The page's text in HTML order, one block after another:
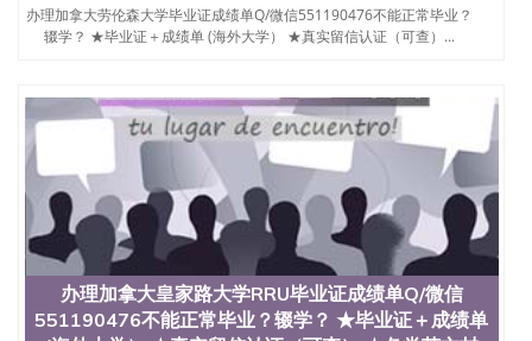
办理加拿大劳伦森大学毕业证成绩单Q/微信551190476不能正常毕业？
辍学？ ★毕业证＋成绩单 (海外大学） ★真实留信认证（可查）...
办理加拿大皇家路大学RRU毕业证成绩单Q/微信
551190476不能正常毕业？辍学？ ★毕业证＋成绩单